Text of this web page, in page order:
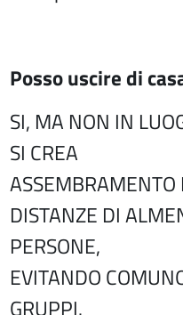
Posso uscire di
SI, MA NON IN
SI CREA
DISTANZE DI
PERSONE,
EVITANDO
GRUPPI.